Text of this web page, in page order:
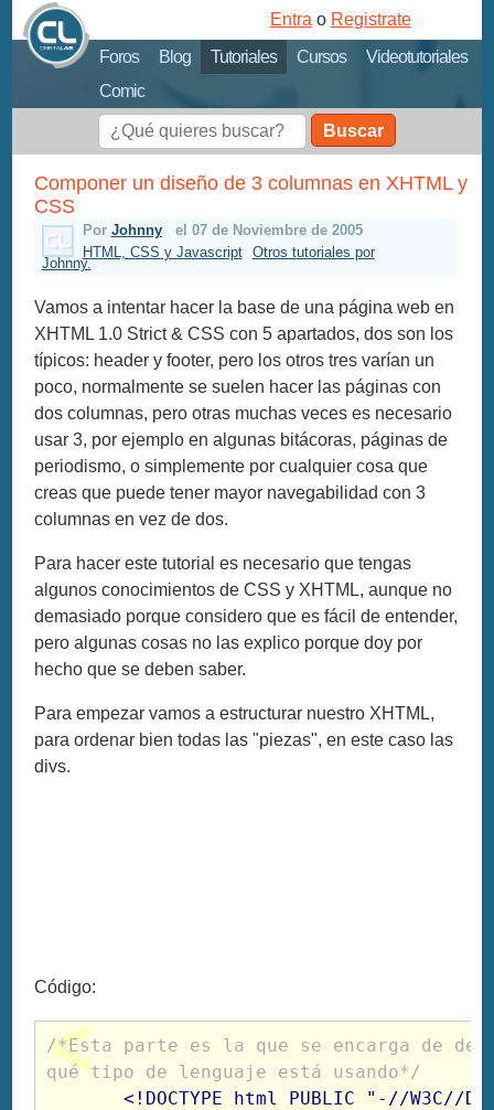
Foros Blog Tutoriales Cursos
Videotutoriales
Comic
Entra o Registrate
Buscar
Componer un diseño de 3 columnas en XHTML y
CSS
Por Johnny
el 07 de Noviembre de 2005
HTML, CSS y Javascript
Otros tutoriales por
Johnny.
Vamos a intentar hacer la base de una página web en
XHTML 1.0 Strict & CSS con 5 apartados, dos son los
típicos: header y footer, pero los otros tres varían un
poco, normalmente se suelen hacer las páginas con
dos columnas, pero otras muchas veces es necesario
usar 3, por ejemplo en algunas bitácoras, páginas de
periodismo, o simplemente por cualquier cosa que
creas que puede tener mayor navegabilidad con 3
columnas en vez de dos.
Para hacer este tutorial es necesario que tengas
algunos conocimientos de CSS y XHTML, aunque no
demasiado porque considero que es fácil de entender,
pero algunas cosas no las explico porque doy por
hecho que se deben saber.
Para empezar vamos a estructurar nuestro XHTML,
para ordenar bien todas las "piezas", en este caso las
divs.
Código:
/*Esta parte es la que se encarga de
qué tipo de lenguaje está usando*/
<!DOCTYPE html PUBLIC "-//W3C//